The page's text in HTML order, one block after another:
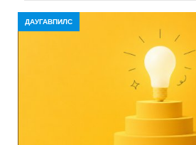
ДАУГАВПИЛС